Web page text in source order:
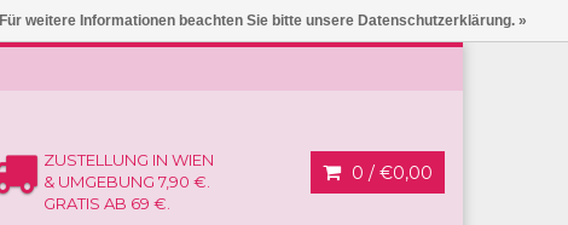
ZUSTELLUNG IN WIEN
& UMGEBUNG 7,90 €.
GRATIS AB 69 €.
0 / €0,00
Für weitere Informationen beachten Sie bitte unsere Datenschutzerklärung. »